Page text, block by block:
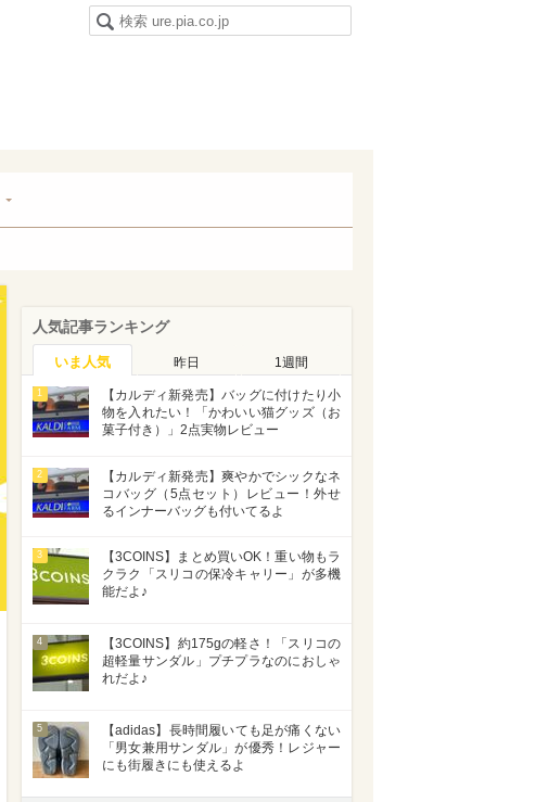
人気記事ランキング
いま人気 昨日 1週間
1
【カルディ新発売】バッグに付けたり小
物を入れたい！「かわいい猫グッズ（お
菓子付き）」2点実物レビュー
2
【カルディ新発売】爽やかでシックなネ
コバッグ（5点セット）レビュー！外せ
るインナーバッグも付いてるよ
3
【3COINS】まとめ買いOK！重い物もラ
クラク「スリコの保冷キャリー」が多機
能だよ♪
4
【3COINS】約175gの軽さ！「スリコの
超軽量サンダル」プチプラなのにおしゃ
れだよ♪
5
【adidas】長時間履いても足が痛くない
「男女兼用サンダル」が優秀！レジャー
にも街履きにも使えるよ